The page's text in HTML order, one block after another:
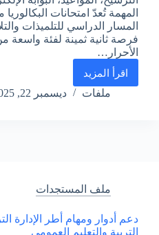
المهمة تُعدّ امتحانات
المسار الدراسي للتلميذات
فرصة ثانية ثمينة لفئة واسعة
الأحرار…
اقرأ المزيد
تمديد
فترة
للمترشحين
الأحرار
ملفات ديسمبر 22, 2025
ملف المستجدات
دعم أدوار ومهام أطر الإدارة
التربية والتعليم العمومي